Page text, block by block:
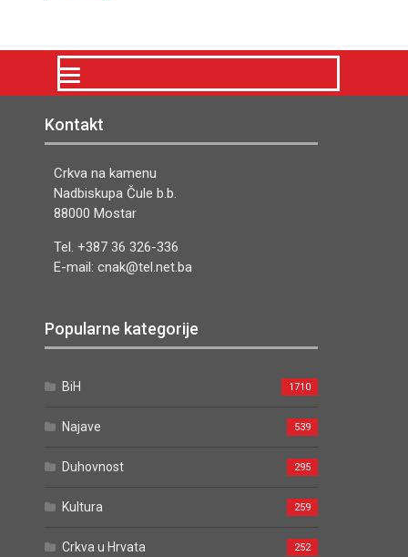
Kontakt
Crkva na kamenu
Nadbiskupa Čule b.b.
88000 Mostar
Tel. +387 36 326-336
E-mail: cnak@tel.net.ba
Popularne kategorije
BiH 1710
Najave 539
Duhovnost 295
Kultura 259
Crkva u Hrvata 252